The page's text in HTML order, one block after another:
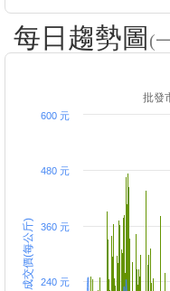
每日趨勢圖 (
成交價(每公斤)
批發
240 元
360 元
480 元
600 元